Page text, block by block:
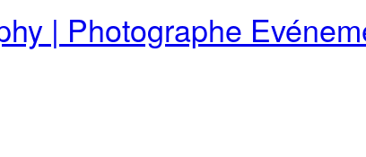
| Photographe